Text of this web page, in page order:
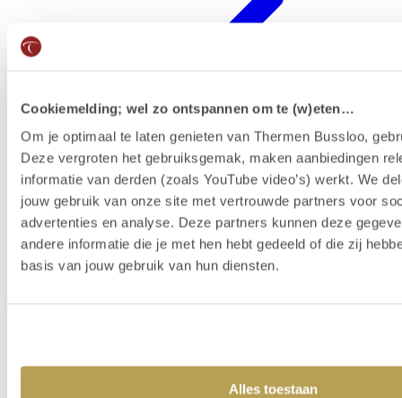
Cookiemelding; wel zo ontspannen om te (w)eten…
Om je optimaal te laten genieten van Thermen Bussloo,
Deze vergroten het gebruiksgemak, maken aanbiedingen
informatie van derden (zoals YouTube video’s) werkt. We
jouw gebruik van onze site met vertrouwde partners voor
advertenties en analyse. Deze partners kunnen deze
andere informatie die je met hen hebt gedeeld of die zij
basis van jouw gebruik van hun diensten.
Alles toestaan
Badenkaart kopen & reserveren